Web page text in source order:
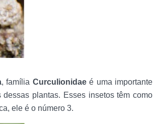
, família Curculionidaeé uma importante
plantas. Esses insetos têm como
ele é o número 3.